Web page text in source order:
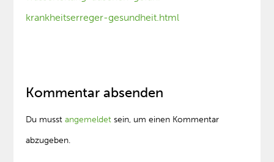
krankheitserreger-gesundheit.html
Kommentar absenden
Du musstangemeldet sein, um einen Kommentar
abzugeben.